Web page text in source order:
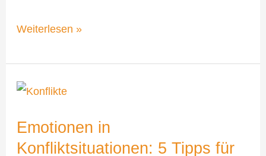
Weiterlesen »
Emotionen in
Konfliktsituationen: 5 Tipps für
Emotionen
Konfliktsituationen:
5